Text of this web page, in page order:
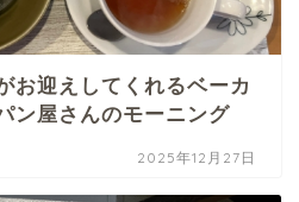
お迎えしてくれるベーカ
ン屋さんのモーニング
2025年12月27日